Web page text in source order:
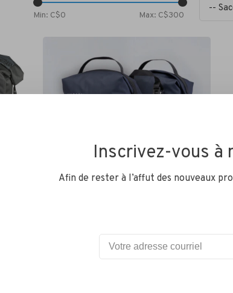
Min: C$0 Max: C$300
--
ROSWHEEL - Panniers petit
Inscrivez-vous à
Afin de rester à l’affut des nouveaux